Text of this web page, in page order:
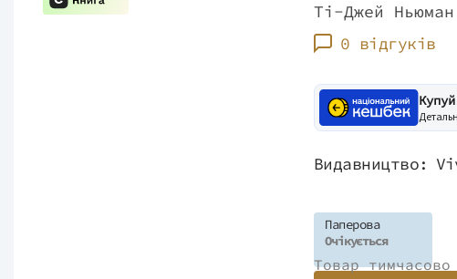
Ті-Джей Ньюман
0 відгуків
Видавництво:
Паперова
Очікується
Товар тимчасово